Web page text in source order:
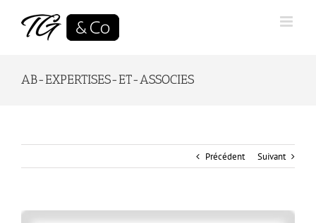
content
AB-EXPERTISES-ET-ASSOCIES
Précédent Suivant
View